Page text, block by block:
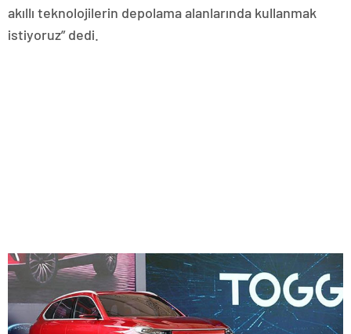
akıllı teknolojilerin depolama alanlarında kullanmak
istiyoruz” dedi.